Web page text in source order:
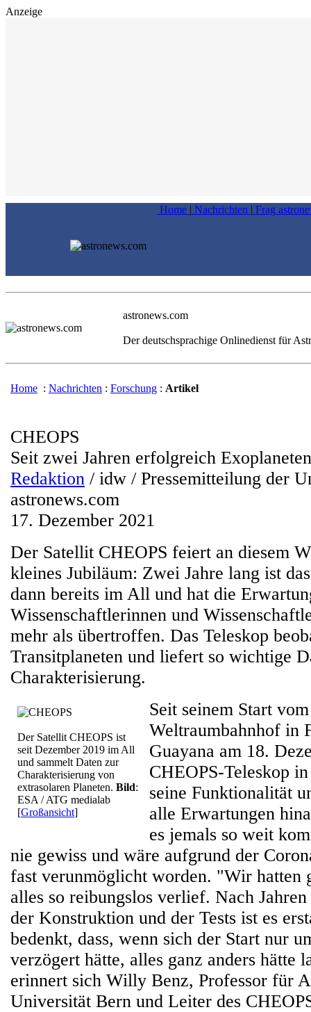
Anzeige
Home | Nachrichten | Frag
astronews.com
Der deutschsprachige Onlinedienst für
Home : Nachrichten : Forschung : Artikel
CHEOPS
Seit zwei Jahren erfolgreich
Redaktion / idw / Pressemitteilung der
astronews.com
17. Dezember 2021
Der Satellit CHEOPS feiert an diesem
kleines Jubiläum: Zwei Jahre lang ist
dann bereits im All und hat die
Wissenschaftlerinnen und
mehr als übertroffen. Das Teleskop
Transitplaneten und liefert so wichtige
Charakterisierung.
Der Satellit CHEOPS ist
seit Dezember 2019 im All
und sammelt Daten zur
Charakterisierung von
extrasolaren Planeten. Bild:
ESA / ATG medialab
[Großansicht]
Seit seinem Start
Weltraumbahnhof in
Guayana am 18.
CHEOPS-Teleskop
seine Funktionalität
alle Erwartungen
es jemals so weit
nie gewiss und wäre aufgrund der
fast verunmöglicht worden. "Wir hatten
alles so reibungslos verlief. Nach
der Konstruktion und der Tests ist es
bedenkt, dass, wenn sich der Start nur
verzögert hätte, alles ganz anders hätte
erinnert sich Willy Benz, Professor für
Universität Bern und Leiter des